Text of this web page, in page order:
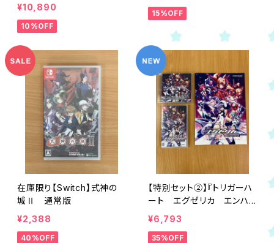
¥10,890
10%OFF
15%OFF
在庫限り【Switch】式神の
城Ⅱ 通常版
¥2,388
40%OFF
【特別セット②】『トリガーハ
ート エグゼリカ エンハン
スド』20周年アニバーサリ
ーパック
¥6,793
35%OFF